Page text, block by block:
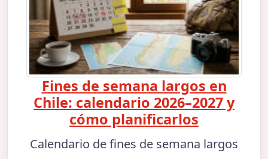
Fines de semana largos en
Chile: calendario 2026–2027 y
cómo planificarlos
Calendario de fines de semana largos